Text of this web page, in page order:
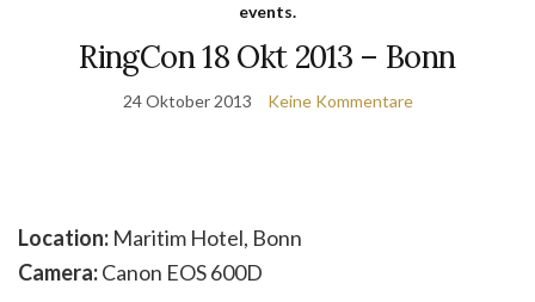
events.
RingCon 18 Okt 2013 – Bonn
24 Oktober 2013 Keine Kommentare
Location: Maritim Hotel, Bonn
Camera:Canon EOS 600D